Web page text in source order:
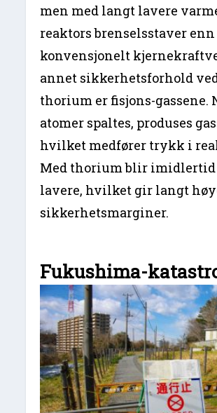
men med langt lavere
reaktors brenselsstaver
konvensjonelt
annet sikkerhetsforhold
thorium er fisjons-gassene.
atomer spaltes, produses
hvilket medfører trykk i
Med thorium blir
lavere, hvilket gir langt
sikkerhetsmarginer.
Fukushima-